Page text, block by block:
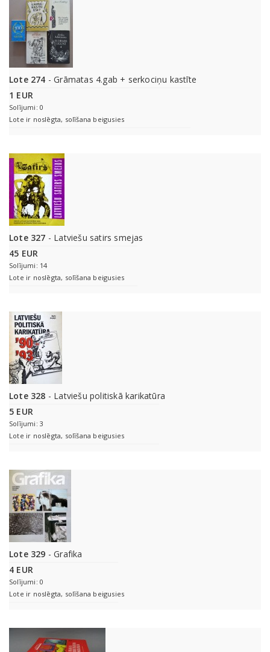
Lote 274 - Grāmatas 4.gab + serkociņu kastīte
1 EUR
Solījumi: 0
Lote ir noslēgta, solīšana beigusies
Lote 327 - Latviešu satirs smejas
45 EUR
Solījumi: 14
Lote ir noslēgta, solīšana beigusies
Lote 328 - Latviešu politiskā karikatūra
5 EUR
Solījumi: 3
Lote ir noslēgta, solīšana beigusies
Lote 329 - Grafika
4 EUR
Solījumi: 0
Lote ir noslēgta, solīšana beigusies